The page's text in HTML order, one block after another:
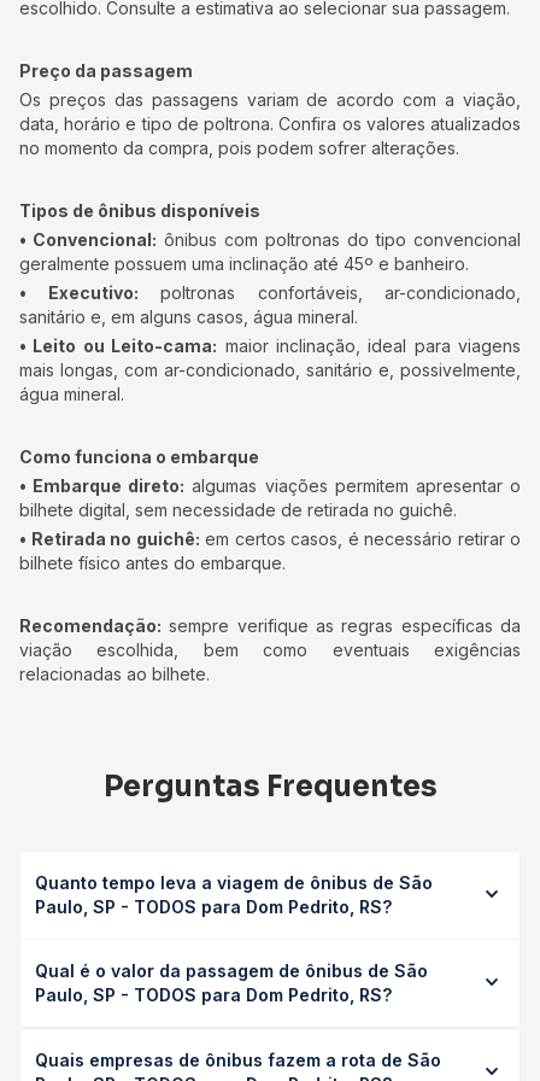
escolhido. Consulte a estimativa ao selecionar sua passagem.
Preço da passagem
Os preços das passagens variam de acordo com a viação,
data, horário e tipo de poltrona. Confira os valores atualizados
no momento da compra, pois podem sofrer alterações.
Tipos de ônibus disponíveis
• Convencional: ônibus com poltronas do tipo convencional
geralmente possuem uma inclinação até 45º e banheiro.
• Executivo: poltronas confortáveis, ar-condicionado,
sanitário e, em alguns casos, água mineral.
• Leito ou Leito-cama: maior inclinação, ideal para viagens
mais longas, com ar-condicionado, sanitário e, possivelmente,
água mineral.
Como funciona o embarque
• Embarque direto: algumas viações permitem apresentar o
bilhete digital, sem necessidade de retirada no guichê.
• Retirada no guichê: em certos casos, é necessário retirar o
bilhete físico antes do embarque.
Recomendação: sempre verifique as regras específicas da
viação escolhida, bem como eventuais exigências
relacionadas ao bilhete.
Perguntas Frequentes
Quanto tempo leva a viagem de ônibus de São
Paulo, SP - TODOS para Dom Pedrito, RS?
Pedrito, RS leva em média 31h 50min, podendo variar
conforme a viação, o tipo de serviço (convencional,
duração exata de cada opção na data desejada.
Qual é o valor da passagem de ônibus de São
Paulo, SP - TODOS para Dom Pedrito, RS?
TODOS para Dom Pedrito, RS custa em média R$ 541,75 e
Quais empresas de ônibus fazem a rota de São